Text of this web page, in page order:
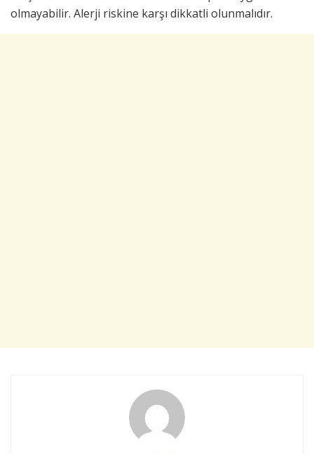
olmayabilir. Alerji riskine karşı dikkatli olunmalıdır.